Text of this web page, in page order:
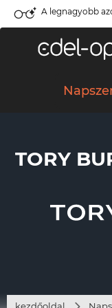
A legnagyobb
TORY